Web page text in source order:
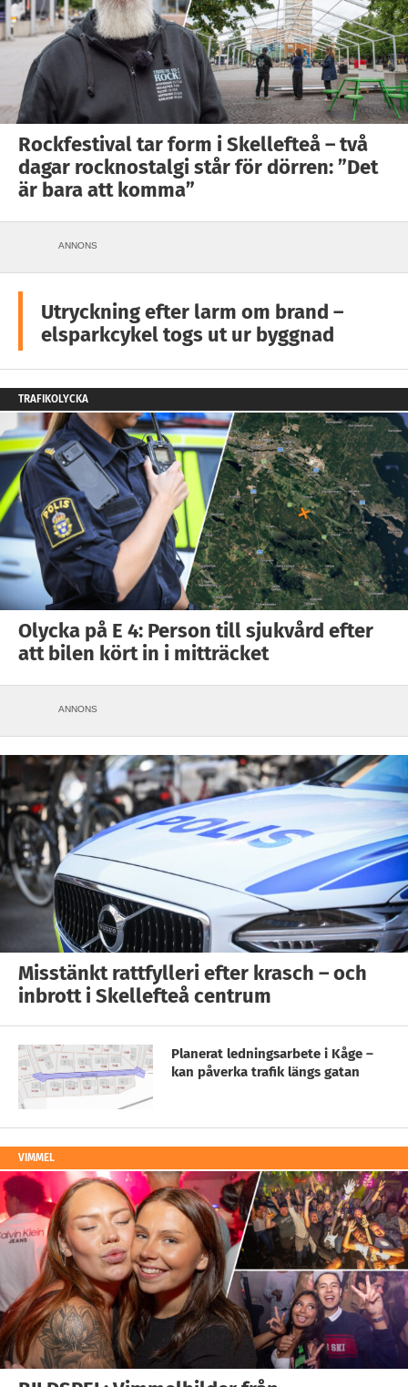
Rockfestival tar form i Skellefteå – två
dagar rocknostalgi står för dörren: ”Det
är bara att komma”
ANNONS
Utryckning efter larm om brand –
elsparkcykel togs ut ur byggnad
TRAFIKOLYCKA
Olycka på E 4: Person till sjukvård efter
att bilen kört in i mitträcket
ANNONS
Misstänkt rattfylleri efter krasch – och
inbrott i Skellefteå centrum
Planerat ledningsarbete i Kåge –
kan påverka trafik längs gatan
VIMMEL